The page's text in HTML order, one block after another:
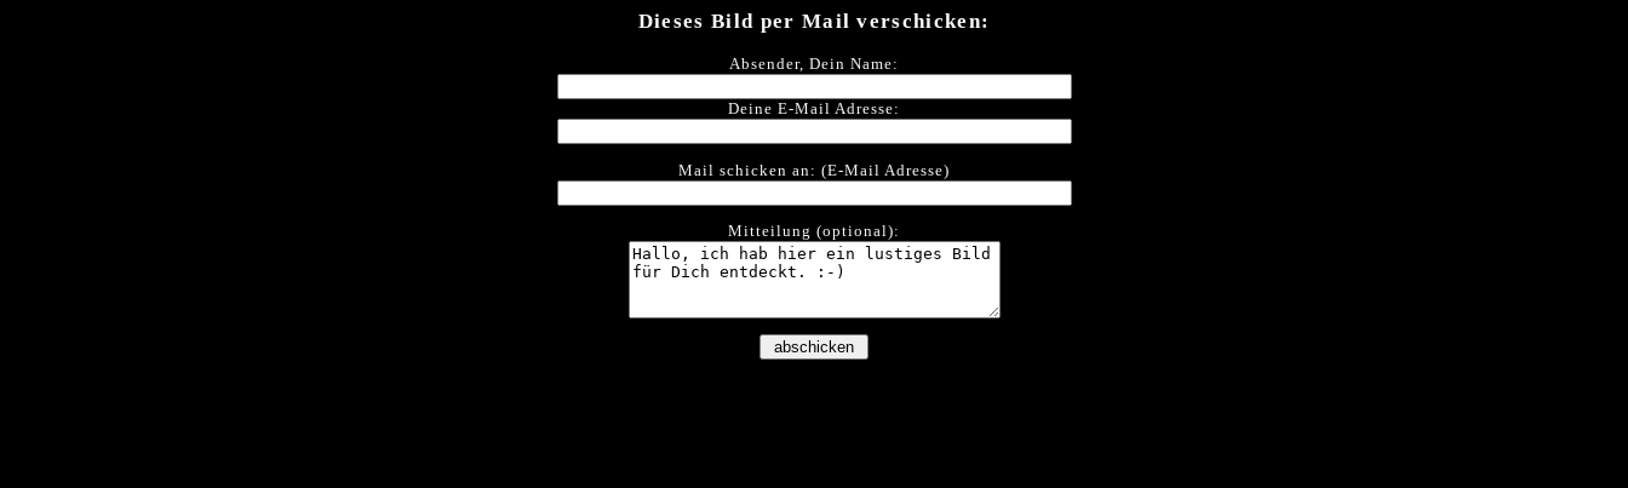
Dieses Bild per Mail verschicken:
Absender, Dein Name:
Deine E-Mail Adresse:
Mail schicken an: (E-Mail Adresse)
Mitteilung (optional):